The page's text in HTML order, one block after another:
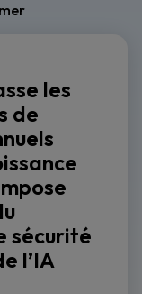
les
de
sécurité
l’IA